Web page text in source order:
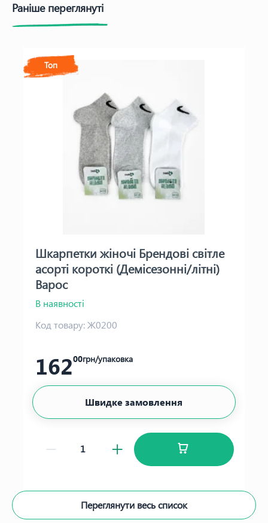
Раніше переглянуті
Топ
Шкарпетки жіночі Брендові світле
асорті короткі (Демісезонні/літні)
Варос
В наявності
Код товару:Ж0200
16200грн/упаковка
Швидке замовлення
Переглянути весь список